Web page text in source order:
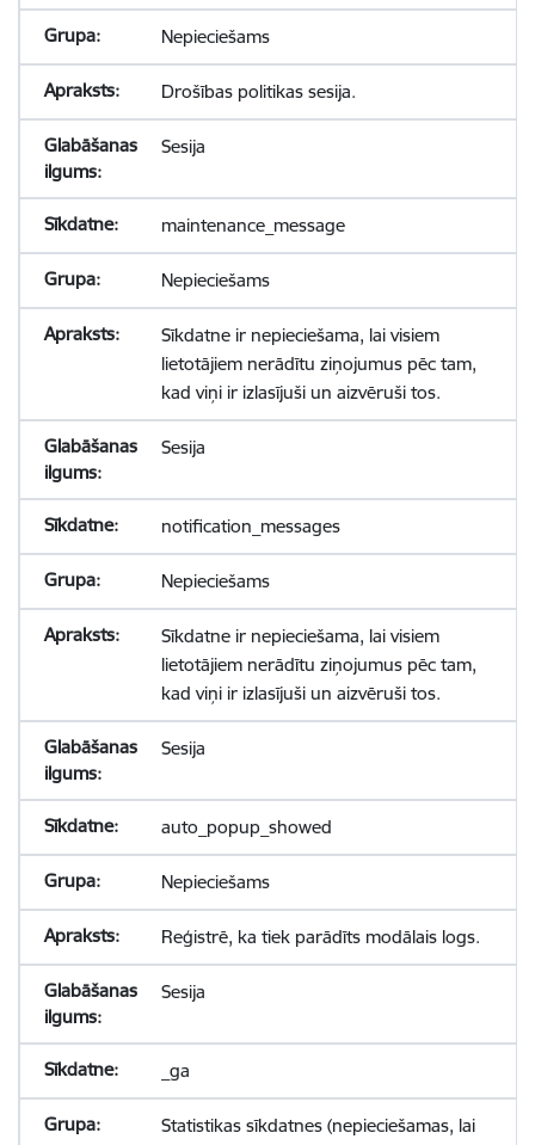
Nepieciešams
Drošības politikas sesija.
Sesija
maintenance_message
Nepieciešams
Sīkdatne ir nepieciešama, lai visiem
lietotājiem nerādītu ziņojumus pēc tam,
kad viņi ir izlasījuši un aizvēruši tos.
Sesija
notification_messages
Nepieciešams
Sīkdatne ir nepieciešama, lai visiem
lietotājiem nerādītu ziņojumus pēc tam,
kad viņi ir izlasījuši un aizvēruši tos.
Sesija
auto_popup_showed
Nepieciešams
Reģistrē, ka tiek parādīts modālais logs.
Sesija
_ga
Statistikas sīkdatnes (nepieciešamas, lai